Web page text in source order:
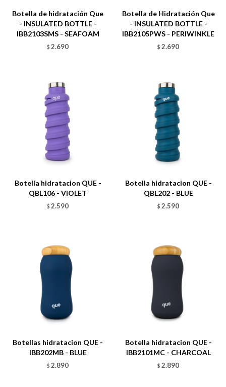
Botella de hidratación Que
- INSULATED BOTTLE -
IBB2103SMS - SEAFOAM
$ 2.690
Botella de Hidratación Que
- INSULATED BOTTLE -
IBB2105PWS - PERIWINKLE
$ 2.690
Botella hidratacion QUE -
QBL106 - VIOLET
$ 2.590
Botella hidratacion QUE -
QBL202 - BLUE
$ 2.590
Botellas hidratacion QUE -
IBB202MB - BLUE
$ 2.890
Botella hidratacion QUE -
IBB2101MC - CHARCOAL
$ 2.890